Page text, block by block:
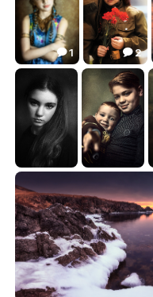
***
18.05
 1
***
33.96
 2
***
22.07
Братья
18.21